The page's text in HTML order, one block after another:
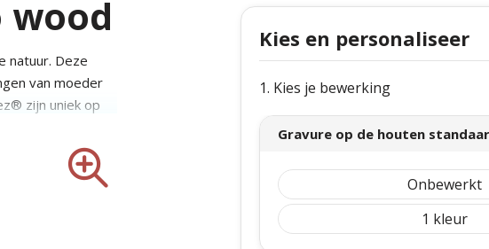
wood
natuur. Deze
van moeder
zijn uniek op
kunnen heel
Tiny
droog
Kies en personaliseer
1. Kies je bewerking
Gravure op de houten
Onbewerkt
1